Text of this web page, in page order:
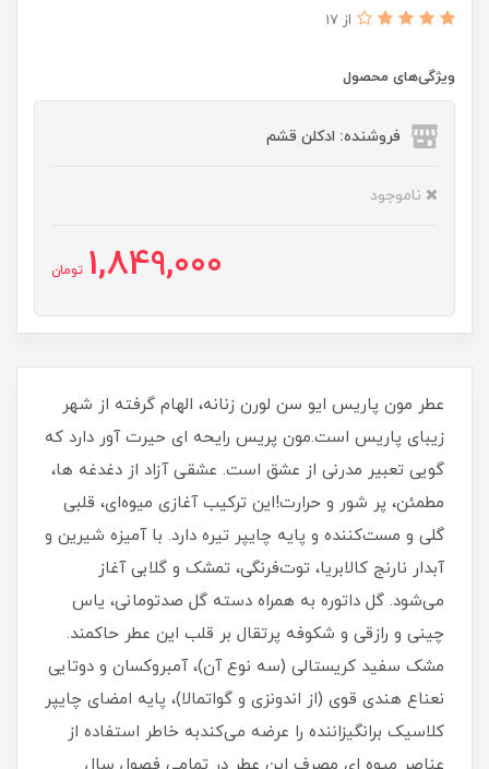
از 17
ویژگی‌های محصول
فروشنده: ادکلن قشم
ناموجود
1,849,000 تومان
عطر مون پاریس ایو سن لورن زنانه، الهام گرفته از شهر
زیبای پاریس است.مون پریس رایحه ای حیرت آور دارد که
گویی تعبیر مدرنی از عشق است. عشقی آزاد از دغدغه ها،
مطمئن، پر شور و حرارت!این ترکیب آغازی میوه‌ای، قلبی
گلی و مست‌کننده و پایه چایپر تیره دارد. با آمیزه شیرین و
آبدار نارنج کالابریا، توت‌فرنگی، تمشک و گلابی آغاز
می‌شود. گل داتوره به همراه دسته گل صدتومانی، یاس
چینی و رازقی و شکوفه پرتقال بر قلب این عطر حاکمند.
مشک سفید کریستالی (سه نوع آن)، آمبروکسان و دوتایی
نعناع هندی قوی (از اندونزی و گواتمالا)، پایه امضای چایپر
کلاسیک برانگیزاننده را عرضه می‌کندبه خاطر استفاده از